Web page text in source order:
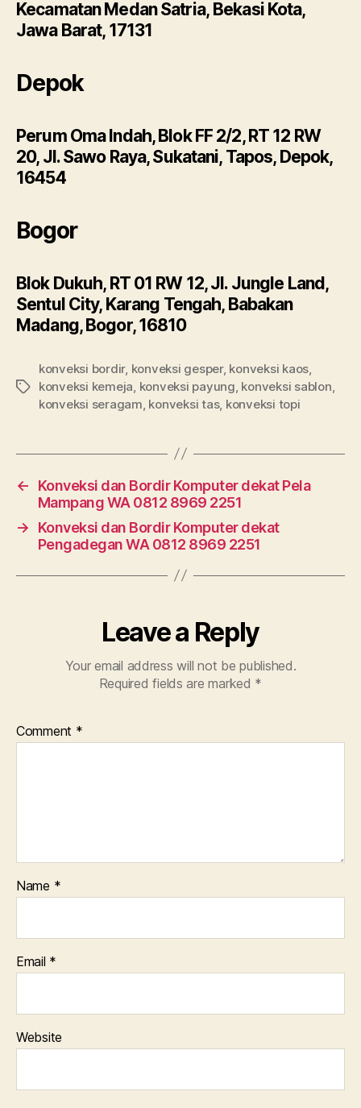
Kecamatan Medan Satria, Bekasi Kota,
Jawa Barat, 17131
Depok
Perum Oma Indah, Blok FF 2/2, RT 12 RW
20, Jl. Sawo Raya, Sukatani, Tapos, Depok,
16454
Bogor
Blok Dukuh, RT 01 RW 12, Jl. Jungle Land,
Sentul City, Karang Tengah, Babakan
Madang, Bogor, 16810
Tags
konveksi bordir, konveksi gesper, konveksi kaos
konveksi kemeja konveksi payung konveksi sablon
konveksi seragam konveksi tas, konveksi topi
←
Konveksi dan Bordir Komputer dekat Pela
Mampang WA 0812 8969 2251
→
Konveksi dan Bordir Komputer dekat
Pengadegan WA 0812 8969 2251
Leave a Reply
Your email address will not be published.
Required fields are marked *
Comment *
Name *
Email *
Website